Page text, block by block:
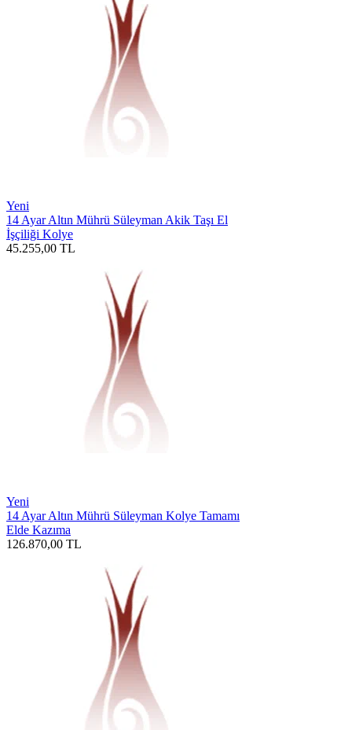
Yeni
14 Ayar Altın Mührü Süleyman Akik Taşı El
İşçiliği Kolye
45.255,00 TL
Yeni
14 Ayar Altın Mührü Süleyman Kolye Tamamı
Elde Kazıma
126.870,00 TL